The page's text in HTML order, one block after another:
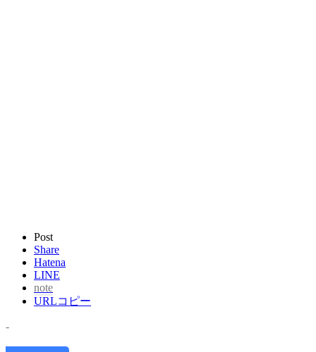
Post
Share
Hatena
LINE
note
URLコピー
-